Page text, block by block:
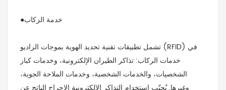
●خدمة الركاب
تشمل تطبيقات تقنية تحديد الهوية بموجات الراديو (RFID) في
خدمات الركاب: تذاكر الطيران الإلكترونية، وخدمات كبار
الشخصيات، والخدمات الشخصية، وخدمات الملاحة الجوية،